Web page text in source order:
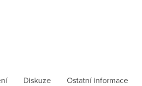
Diskuze Ostatní informace